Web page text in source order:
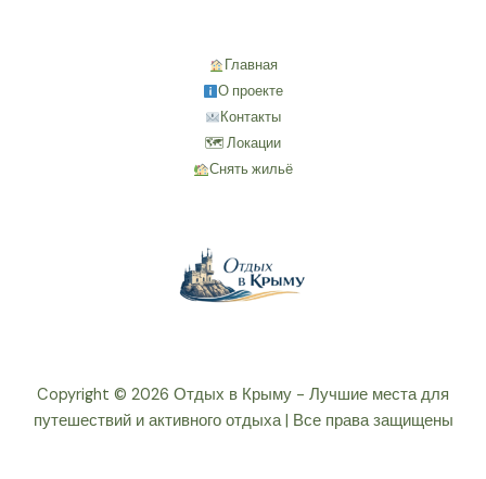
Главная
О проекте
Контакты
🗺 Локации
Снять жильё
Copyright © 2026 Отдых в Крыму - Лучшие места для
путешествий и активного отдыха | Все права защищены